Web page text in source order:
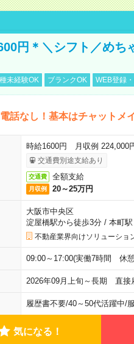
円＊＼シフト／めち
未経験OK ブランクOK WEB登録
電話なし！基本はチャットメ
時給1600円 月収例 224,000
交通費別途支給あり
交通費 全額支給
月収例 20～25万円
大阪市中央区
淀屋橋駅から徒歩3分/ 本町駅
不動産業界向けソリューショ
09:00～17:00(実働7時間 休
2026年09月上旬～長期 直
履歴書不要/40～50代活躍中/
気になる！